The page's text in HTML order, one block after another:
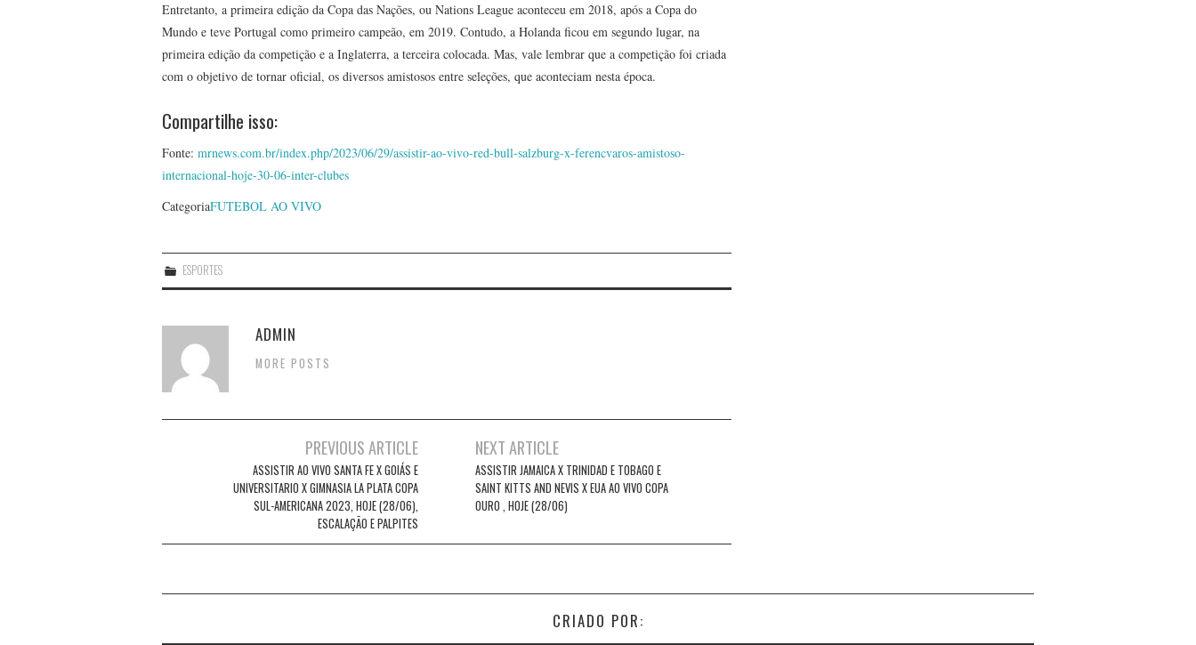
Entretanto, a primeira edição da Copa das Nações, ou Nations League aconteceu em 2018, após a Copa do
Mundo e teve Portugal como primeiro campeão, em 2019. Contudo, a Holanda ficou em segundo lugar, na
primeira edição da competição e a Inglaterra, a terceira colocada. Mas, vale lembrar que a competição foi criada
com o objetivo de tornar oficial, os diversos amistosos entre seleções, que aconteciam nesta época.
Compartilhe isso:
Fonte: mrnews.com.br/index.php/2023/06/29/assistir-ao-vivo-red-bull-salzburg-x-ferencvaros-amistoso-
internacional-hoje-30-06-inter-clubes
CategoriaFUTEBOL AO VIVO
ESPORTES
ADMIN
MORE POSTS
PREVIOUS ARTICLE
ASSISTIR AO VIVO SANTA FE X GOIÁS E
UNIVERSITARIO X GIMNASIA LA PLATA COPA
SUL-AMERICANA 2023, HOJE (28/06),
ESCALAÇÃO E PALPITES
NEXT ARTICLE
ASSISTIR JAMAICA X TRINIDAD E TOBAGO E
SAINT KITTS AND NEVIS X EUA AO VIVO COPA
OURO , HOJE (28/06)
CRIADO POR: